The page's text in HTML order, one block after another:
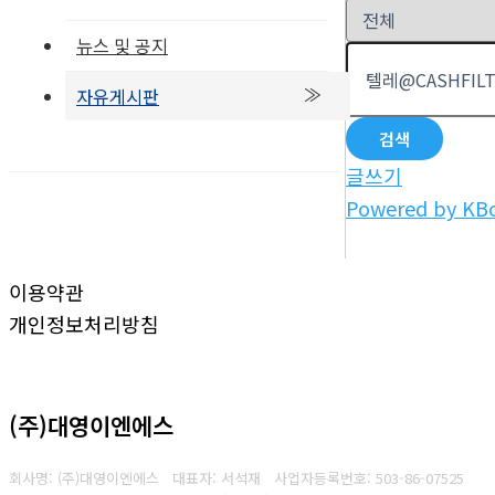
뉴스 및 공지
자유게시판
검색
글쓰기
Powered by
이용약관
개인정보처리방침
(주)대영이엔에스
회사명: (주)대영이엔에스 대표자: 서석재 사업자등록번호: 503-86-07525